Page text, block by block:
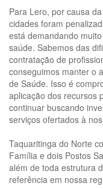
Para Lero, por causa
cidades foram
está demandando
saúde. Sabemos das
contratação de
conseguimos manter o
de Saúde. Isso é
aplicação dos recursos
continuar buscando
serviços ofertados à
Taquaritinga do Norte
Família e dois Postos
além de toda estrutura
referência em nossa